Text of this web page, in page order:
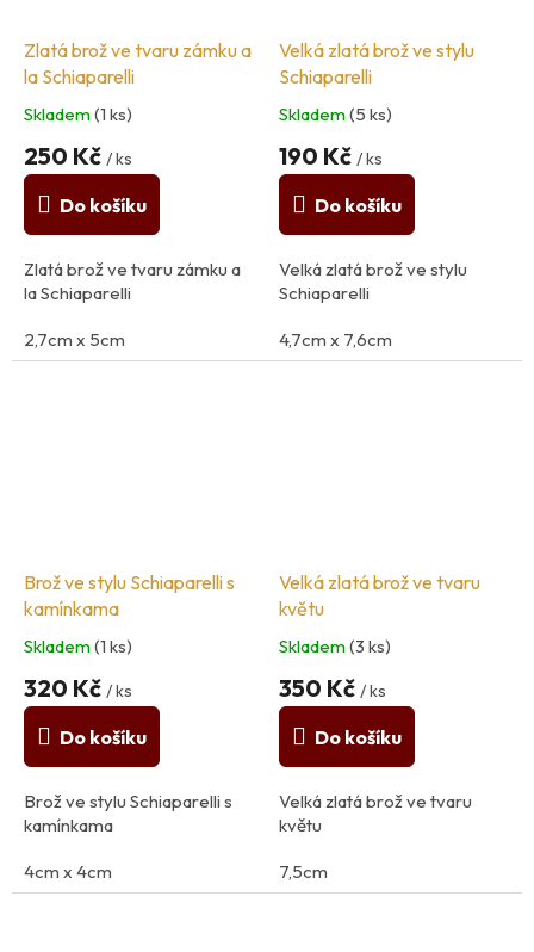
Zlatá brož ve tvaru zámku a
la Schiaparelli
Skladem(1 ks)
250 Kč / ks
Do košíku
Zlatá brož ve tvaru zámku a
la Schiaparelli
2,7cm x 5cm
Velká zlatá brož ve stylu
Schiaparelli
Skladem(5 ks)
190 Kč / ks
Do košíku
Velká zlatá brož ve stylu
Schiaparelli
4,7cm x 7,6cm
Brož ve stylu Schiaparelli s
kamínkama
Skladem(1 ks)
320 Kč / ks
Do košíku
Brož ve stylu Schiaparelli s
kamínkama
4cm x 4cm
Velká zlatá brož ve tvaru
květu
Skladem(3 ks)
350 Kč / ks
Do košíku
Velká zlatá brož ve tvaru
květu
7,5cm